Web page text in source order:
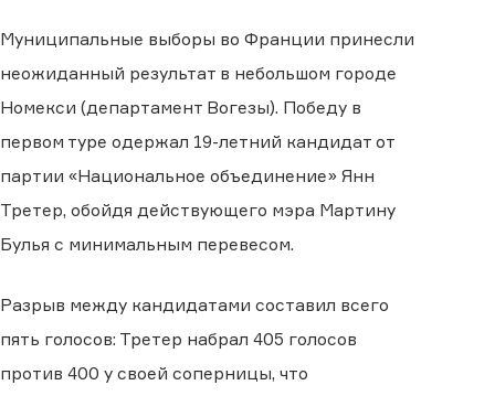
Муниципальные выборы во Франции принесли
неожиданный результат в небольшом городе
Номекси (департамент Вогезы). Победу в
первом туре одержал 19-летний кандидат от
партии «Национальное объединение» Янн
Третер, обойдя действующего мэра Мартину
Булья с минимальным перевесом.
Разрыв между кандидатами составил всего
пять голосов: Третер набрал 405 голосов
против 400 у своей соперницы, что